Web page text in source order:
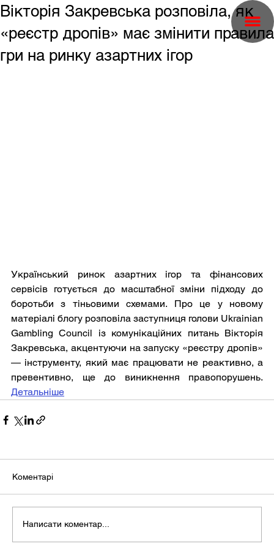
Вікторія Закревська розповіла, як
«реєстр дропів» має змінити правила
гри на ринку азартних ігор
Український ринок азартних ігор та фінансових
сервісів готується до масштабної зміни підходу до
боротьби з тіньовими схемами. Про це у новому
матеріалі блогу розповіла заступниця голови Ukrainian
Gambling Council із комунікаційних питань Вікторія
Закревська, акцентуючи на запуску «реєстру дропів»
— інструменту, який має працювати не реактивно, а
Детальніше
Коментарі
Написати коментар...